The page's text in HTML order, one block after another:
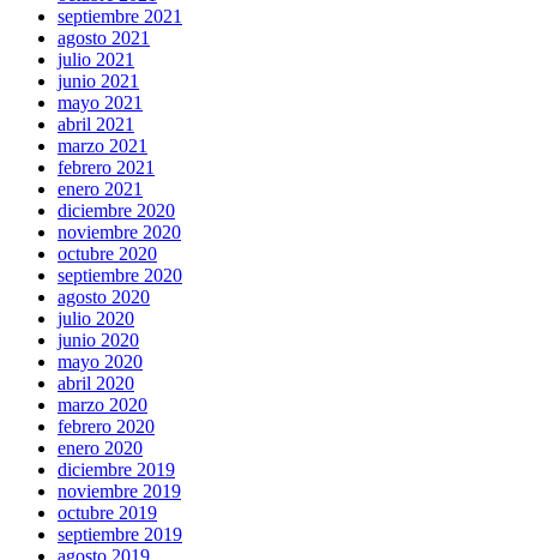
septiembre 2021
agosto 2021
julio 2021
junio 2021
mayo 2021
abril 2021
marzo 2021
febrero 2021
enero 2021
diciembre 2020
noviembre 2020
octubre 2020
septiembre 2020
agosto 2020
julio 2020
junio 2020
mayo 2020
abril 2020
marzo 2020
febrero 2020
enero 2020
diciembre 2019
noviembre 2019
octubre 2019
septiembre 2019